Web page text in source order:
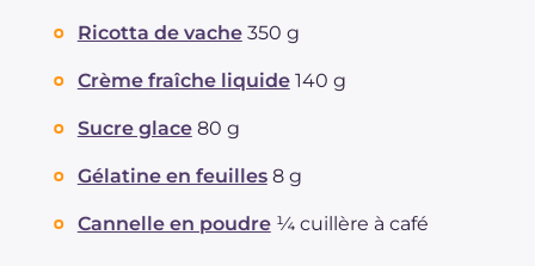
Ricotta de vache 350 g
Crème fraîche liquide 140 g
Sucre glace 80 g
Gélatine en feuilles 8 g
Cannelle en poudre ¼ cuillère à café